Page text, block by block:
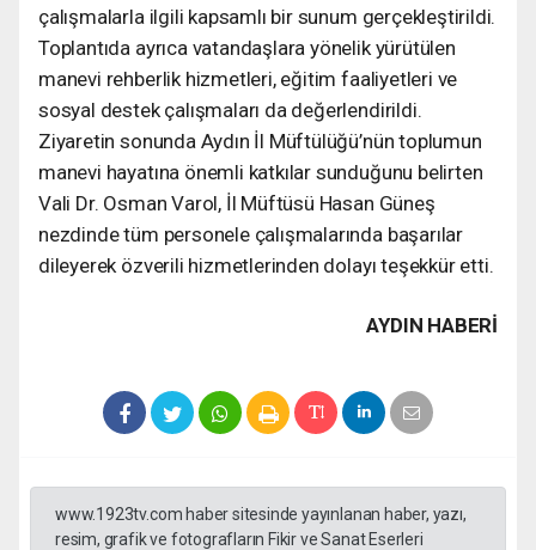
çalışmalarla ilgili kapsamlı bir sunum gerçekleştirildi.
Toplantıda ayrıca vatandaşlara yönelik yürütülen
manevi rehberlik hizmetleri, eğitim faaliyetleri ve
sosyal destek çalışmaları da değerlendirildi.
Ziyaretin sonunda Aydın İl Müftülüğü’nün toplumun
manevi hayatına önemli katkılar sunduğunu belirten
Vali Dr. Osman Varol, İl Müftüsü Hasan Güneş
nezdinde tüm personele çalışmalarında başarılar
dileyerek özverili hizmetlerinden dolayı teşekkür etti.
AYDIN HABERİ
www.1923tv.com haber sitesinde yayınlanan haber, yazı,
resim, grafik ve fotografların Fikir ve Sanat Eserleri